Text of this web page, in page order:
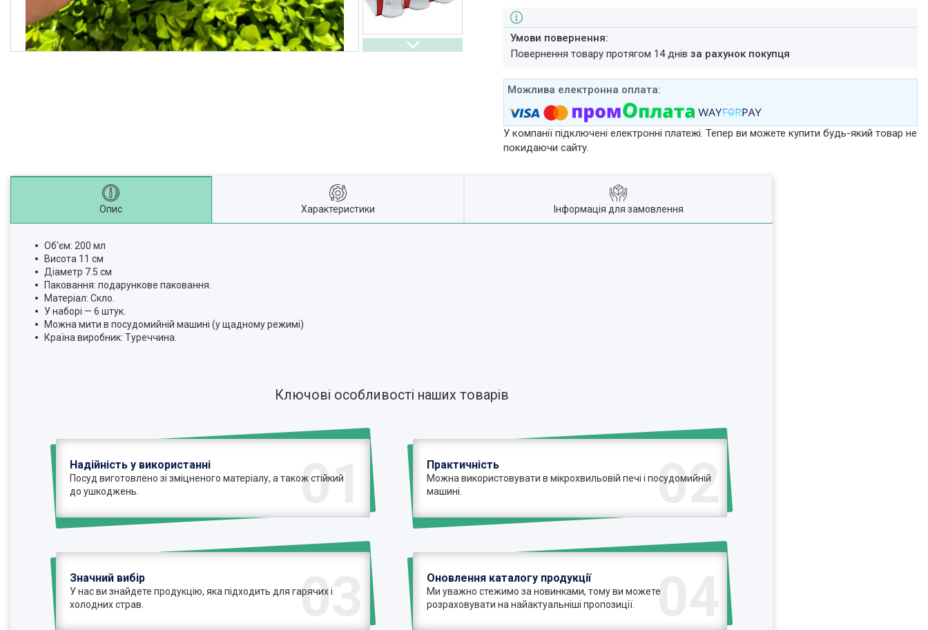
повернення товару протягом 14 днівза рахунок покупця
У компанії підключені електронні платежі. Тепер ви можете купити будь-який товар не
покидаючи сайту.
Опис Характеристики Інформація для замовлення
Об'єм: 200 мл
Висота 11 см
Діаметр 7.5 см
Паковання: подарункове паковання.
Матеріал: Скло.
У наборі — 6 штук.
Можна мити в посудомийній машині (у щадному режимі)
Країна виробник: Туреччина.
Ключові особливості наших товарів
01
Надійність у використанні
Посуд виготовлено зі зміцненого матеріалу, а також стійкий
до ушкоджень.
02
Практичність
Можна використовувати в мікрохвильовій печі і посудомийній
машині.
03
Значний вибір
У нас ви знайдете продукцію, яка підходить для гарячих і
холодних страв.
04
Оновлення каталогу продукції
Ми уважно стежимо за новинками, тому ви можете
розраховувати на найактуальніші пропозиції.